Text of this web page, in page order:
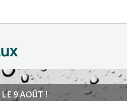
9 AOÛT !